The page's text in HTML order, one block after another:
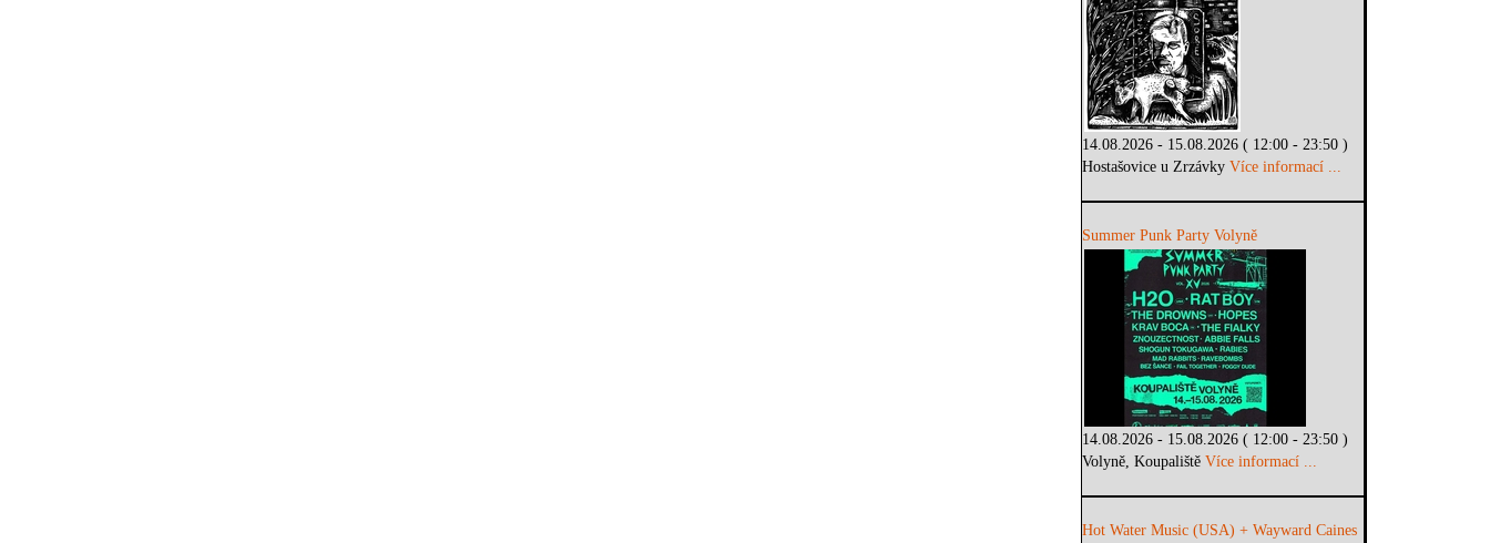
14.08.2026 - 15.08.2026 ( 12:00 - 23:50 )
Hostašovice u ZrzávkyVíce informací ...
Summer Punk Party Volyně
14.08.2026 - 15.08.2026 ( 12:00 - 23:50 )
Volyně, KoupalištěVíce informací ...
Hot Water Music (USA) + Wayward Caines